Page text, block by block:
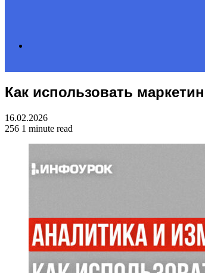
for
Как использовать
16.02.2026
256 1 minute read